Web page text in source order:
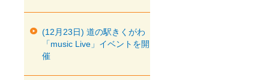
(12月23日) 道の駅きくがわ
「music Live」イベントを開
催